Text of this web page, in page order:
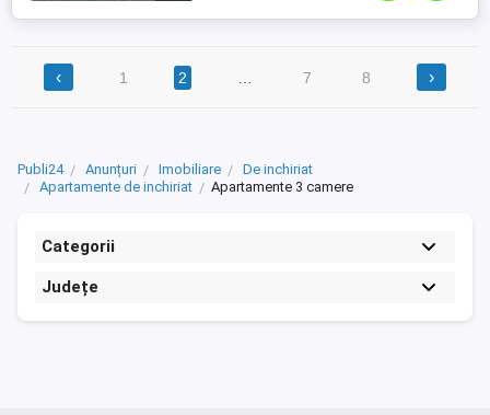
‹ 1 2 7 8 ›
Publi24 Anunțuri Imobiliare
De inchiriat
Apartamente de inchiriat
Apartamente 3 camere
Categorii
Județe